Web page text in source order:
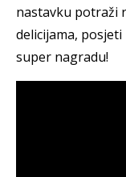
nastavku potraži
delicijama, posjeti
super nagradu!